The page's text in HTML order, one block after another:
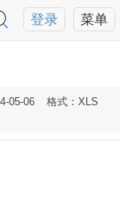
菜单
登录
05-06
格式：XLS